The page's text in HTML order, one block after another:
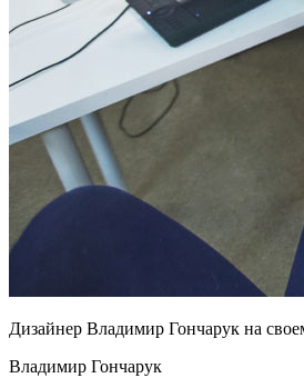
Дизайнер Владимир Гончарук на
Владимир Гончарук